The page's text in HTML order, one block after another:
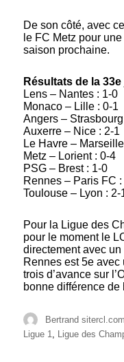
De son côté, avec
le FC Metz pour
saison prochaine.
Résultats de la
Lens – Nantes : 1-0
Monaco – Lille : 0-1
Angers –
Auxerre – Nice : 2-1
Le Havre –
Metz – Lorient : 0-4
PSG – Brest : 1-0
Rennes – Paris FC :
Toulouse – Lyon : 2-
Pour la Ligue des
pour le moment le
directement avec un
Rennes est 5e avec
trois d’avance sur
bonne différence de
Auteur
Bertrand sitercl.com
Ligue 1
Ligue des